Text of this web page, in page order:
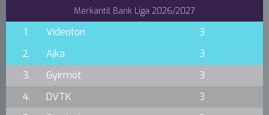
Merkantil Bank Liga 2026/2027
1. Videoton
3
2.
Ajka
3
3.
Gyirmót
3
4.
DVTK
3